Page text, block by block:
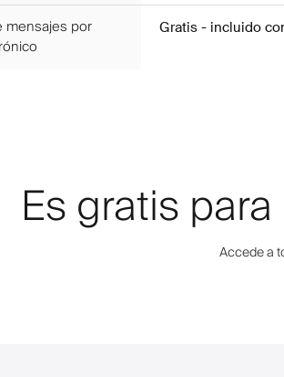
mensajes por
Gratis - incluido
Es gratis
Accede a